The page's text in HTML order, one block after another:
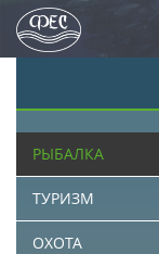
РЫБАЛКА
ТУРИЗМ
ОХОТА